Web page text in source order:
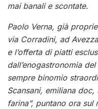
mai banali e scontate.
Paolo Verna, già
via Corradini, ad
e l’offerta di piatti
dall’enogastronomia
sempre binomio
Scansani, emiliana
farina”, puntano ora sul